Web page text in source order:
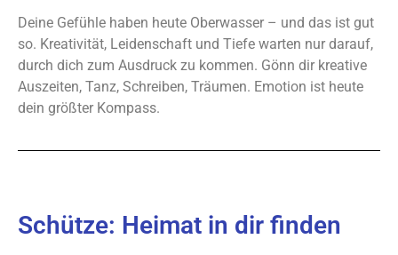
Deine Gefühle haben heute Oberwasser – und das ist gut
so. Kreativität, Leidenschaft und Tiefe warten nur darauf,
durch dich zum Ausdruck zu kommen. Gönn dir kreative
Auszeiten, Tanz, Schreiben, Träumen. Emotion ist heute
dein größter Kompass.
Schütze: Heimat in dir finden